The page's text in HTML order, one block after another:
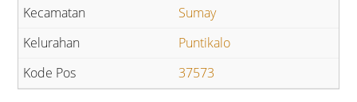
Sumay
Puntikalo
37573